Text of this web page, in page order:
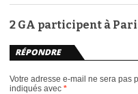
2 GA participent à
RÉPONDRE
Votre adresse e-mail ne sera pas
indiqués avec *